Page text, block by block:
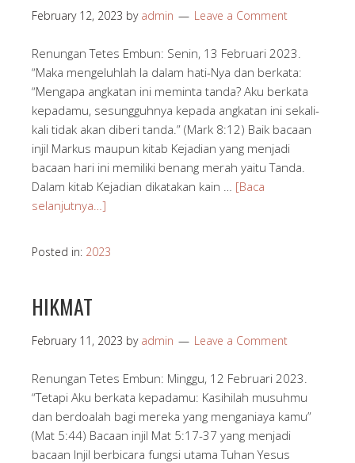
February 12, 2023 by admin Leave a Comment
Renungan Tetes Embun: Senin, 13 Februari 2023.
“Maka mengeluhlah Ia dalam hati-Nya dan berkata:
“Mengapa angkatan ini meminta tanda? Aku berkata
kepadamu, sesungguhnya kepada angkatan ini sekali-
kali tidak akan diberi tanda.” (Mark 8:12) Baik bacaan
injil Markus maupun kitab Kejadian yang menjadi
bacaan hari ini memiliki benang merah yaitu Tanda.
Dalam kitab Kejadian dikatakan kain … [Baca
selanjutnya…]
Posted in: 2023
HIKMAT
February 11, 2023 by admin Leave a Comment
Renungan Tetes Embun: Minggu, 12 Februari 2023.
“Tetapi Aku berkata kepadamu: Kasihilah musuhmu
dan berdoalah bagi mereka yang menganiaya kamu”
(Mat 5:44) Bacaan injil Mat 5:17-37 yang menjadi
bacaan Injil berbicara fungsi utama Tuhan Yesus